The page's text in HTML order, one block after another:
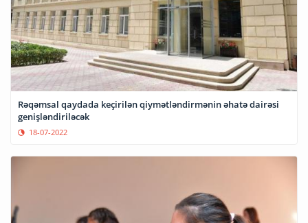
Rəqəmsal qaydada keçirilən qiymətləndirmənin əhatə dairəsi
genişləndiriləcək
18-07-2022